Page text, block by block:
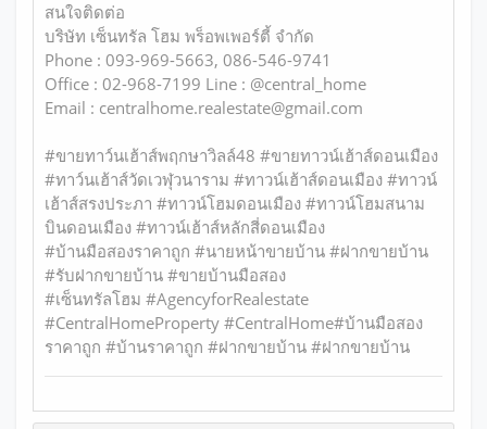
สนใจติดต่อ
บริษัท เซ็นทรัล โฮม พร็อพเพอร์ตี้ จำกัด
Phone : 093-969-5663, 086-546-9741
Office : 02-968-7199 Line : @central_home
​​​​​​​Email : centralhome.realestate@gmail.com
#ขายทาว์นเฮ้าส์พฤกษาวิลล์48 #ขายทาวน์เฮ้าส์ดอนเมือง
#ทาว์นเฮ้าส์วัดเวฬุวนาราม #ทาวน์เฮ้าส์ดอนเมือง #ทาวน์
เฮ้าส์สรงประภา #ทาวน์โฮมดอนเมือง #ทาวน์โฮมสนาม
บินดอนเมือง #ทาวน์เฮ้าส์หลักสี่ดอนเมือง
#บ้านมือสองราคาถูก #นายหน้าขายบ้าน #ฝากขายบ้าน
#รับฝากขายบ้าน #ขายบ้านมือสอง
#เซ็นทรัลโฮม #AgencyforRealestate
#CentralHomeProperty #CentralHome#บ้านมือสอง
ราคาถูก #บ้านราคาถูก #ฝากขายบ้าน #ฝากขายบ้าน